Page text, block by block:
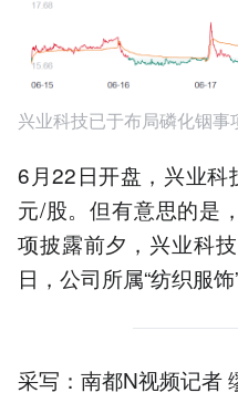
兴业科技已于布局磷化铟事
6月22日开盘，兴业科
元/股。但有意思的是
项披露前夕，兴业科
日，公司所属“纺织服
采写：南都N视频记者